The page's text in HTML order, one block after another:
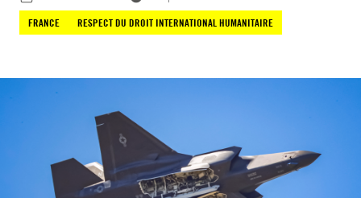
FRANCE
RESPECT DU DROIT INTERNATIONAL HUMANITAIRE